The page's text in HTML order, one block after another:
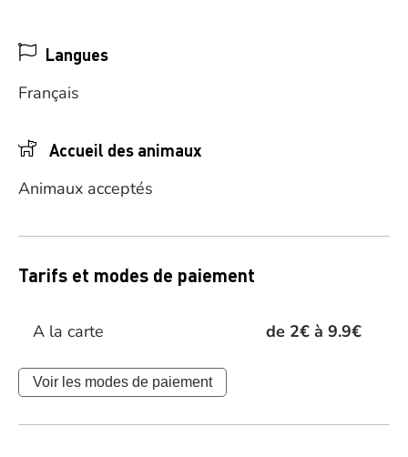
Langues
Français
Accueil des animaux
Animaux acceptés
Tarifs et modes de paiement
A la carte de 2€ à 9.9€
Voir les modes de paiement